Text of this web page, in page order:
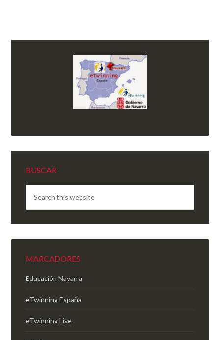
BUSCAR
MARCADORES
Educación Navarra
eTwinning España
eTwinning Live